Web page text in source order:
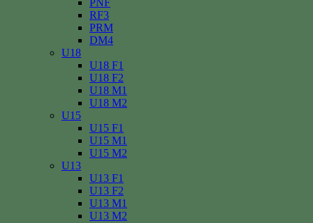
PNF
RF3
PRM
DM4
U18
U18 F1
U18 F2
U18 M1
U18 M2
U15
U15 F1
U15 M1
U15 M2
U13
U13 F1
U13 F2
U13 M1
U13 M2